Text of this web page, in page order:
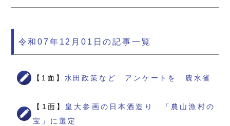
令和07年12月01日の記事一覧
【1面】 水田政策など アンケートを 農水省
【1面】 皇大参画の日本酒造り 「農山漁村の
宝」に選定